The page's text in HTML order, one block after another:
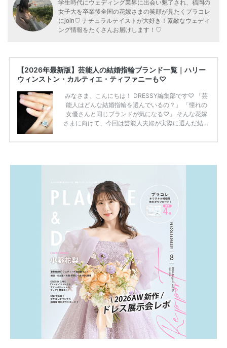
学生時代にウェディング業界に出会い魅了され、福岡の
女子大を卒業後全国の花嫁さまの笑顔が見たくプラコレ
にjoin♡ ナチュラルテイストが大好き！素敵なウェディ
ング情報をたくさんお届けします！♡
【2026年最新版】芸能人の結婚指輪ブランド一覧｜ハリー
ウィンストン・カルティエ・ティファニーも♡
みなさま、こんにちは！ DRESSY編集部です♡ 「芸
能人はどんな結婚指輪を選んでいるの？」 「憧れの
女優さんと同じブランドが気になる♡」 そんな花嫁
さまに向けて、今回は芸能人夫婦が実際に選んだ結婚
ーウィンストンやカルティエ、ティファニーなど世界
説していきます♡ 「芸能人の結婚指輪ってやっぱり
高い？」 「手が届くブランドもある？」 「人気ブラ
[…]続きを読む